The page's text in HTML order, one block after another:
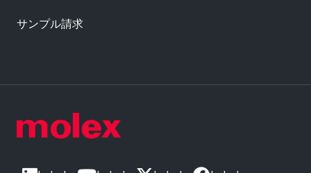
サンプル請求